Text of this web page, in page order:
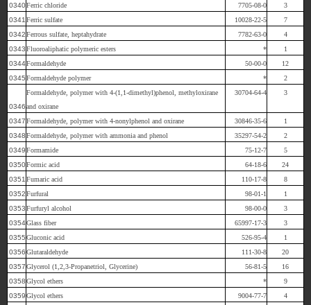
0340Ferric chloride 7705-08-0
3
0341 Ferric sulfate 10028-22-5
7
0342Ferrous sulfate, heptahydrate 7782-63-0
4
0343Fluoroaliphatic polymeric esters *
1
0344Formaldehyde 50-00-0
12
0345Formaldehyde polymer * 2
0346
Formaldehyde, polymer with 4-(1,1-dimethyl)phenol, methyloxirane
and oxirane
30704-64-4 3
0347Formaldehyde, polymer with 4-nonylphenol and oxirane 30846-35-6
1
0348Formaldehyde, polymer with ammonia and phenol 35297-54-2
2
0349Formamide 75-12-7
5
0350Formic acid 64-18-6
24
0351 Fumaric acid 110-17-8
8
0352Furfural 98-01-1
1
0353Furfuryl alcohol 98-00-0
3
0354Glass fiber 65997-17-3
3
0355Gluconic acid 526-95-4
1
0356Glutaraldehyde 111-30-8
20
0357Glycerol (1,2,3-Propanetriol, Glycerine) 56-81-5
16
0358Glycol ethers *
9
0359Glycol ethers 9004-77-7 4